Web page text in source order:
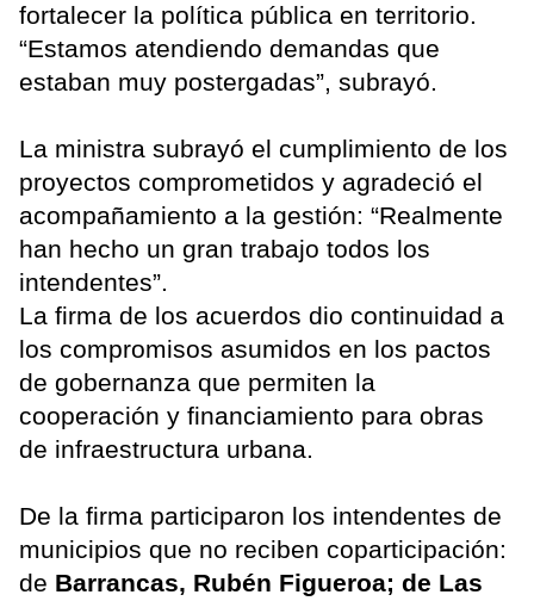
fortalecer la política pública en territorio.
“Estamos atendiendo demandas que
estaban muy postergadas”, subrayó.
La ministra subrayó el cumplimiento de los
proyectos comprometidos y agradeció el
acompañamiento a la gestión: “Realmente
han hecho un gran trabajo todos los
intendentes”.
La firma de los acuerdos dio continuidad a
los compromisos asumidos en los pactos
de gobernanza que permiten la
cooperación y financiamiento para obras
de infraestructura urbana.
De la firma participaron los intendentes de
municipios que no reciben coparticipación:
de Barrancas, Rubén Figueroa; de Las